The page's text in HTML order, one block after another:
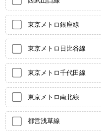
東京メトロ銀座線
東京メトロ日比谷線
東京メトロ千代田線
東京メトロ南北線
都営浅草線